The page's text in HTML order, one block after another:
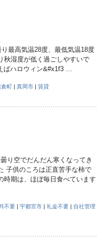
最高気温28度、最低気温18度
秋湿度が低く過ごしやすいで
ばハロウィン&#x1f3 …
倉町 |真岡市 |賃貸
り空でだんだん寒くなってき
子供のころは正直苦手な柿で
時期は、ほぼ毎日食べています
不要 |宇都宮市 |礼金不要 | 自社管理